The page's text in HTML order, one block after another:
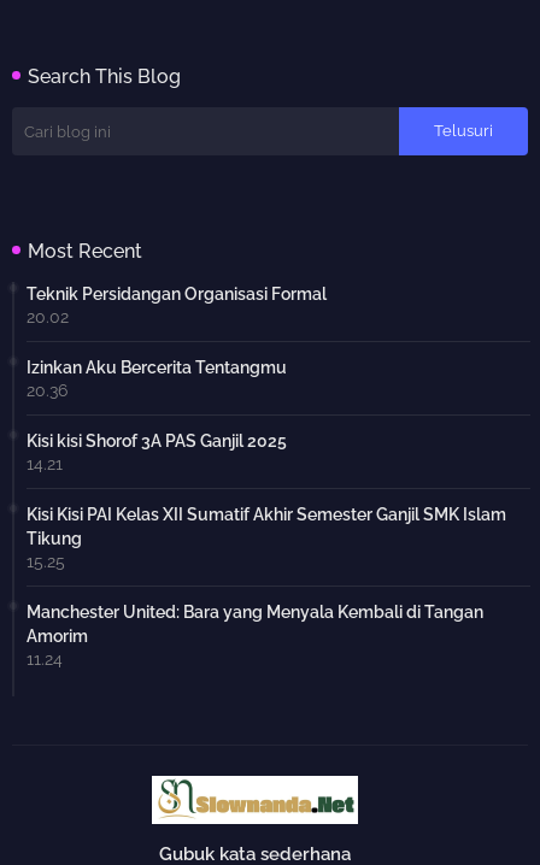
Search This Blog
Most Recent
Teknik Persidangan Organisasi Formal
20.02
Izinkan Aku Bercerita Tentangmu
20.36
Kisi kisi Shorof 3A PAS Ganjil 2025
14.21
Kisi Kisi PAI Kelas XII Sumatif Akhir Semester Ganjil SMK Islam
Tikung
15.25
Manchester United: Bara yang Menyala Kembali di Tangan
Amorim
11.24
Gubuk kata sederhana